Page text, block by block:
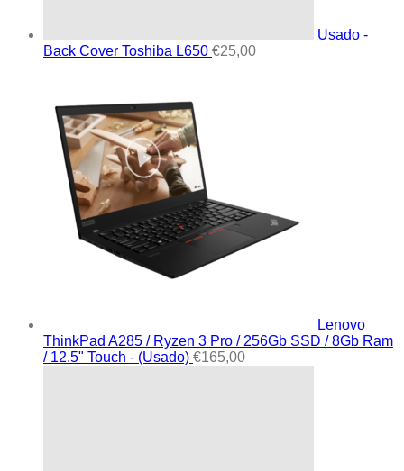
Usado -
Back Cover Toshiba L650 €25,00
Lenovo
ThinkPad A285 / Ryzen 3 Pro / 256Gb SSD / 8Gb Ram
/ 12.5" Touch - (Usado) €165,00